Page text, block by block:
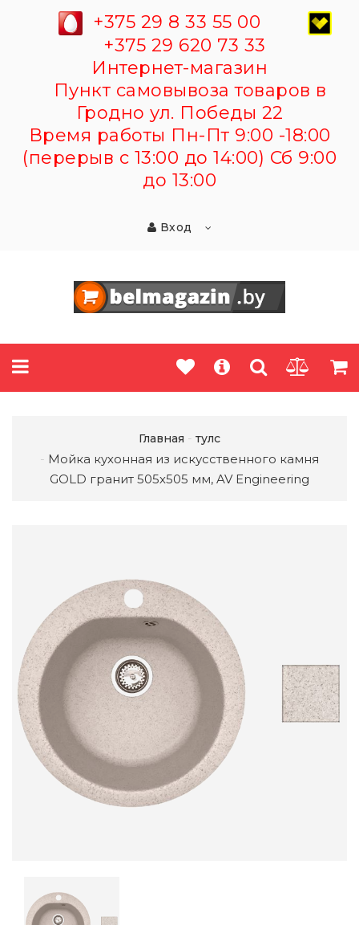
+375 29 8 33 55 00
+375 29 620 73 33
Интернет-магазин
Пункт самовывоза товаров в
Гродно ул. Победы 22
Время работы Пн-Пт 9:00 -18:00
(перерыв с 13:00 до 14:00) Сб 9:00
до 13:00
Вход
Главная тулс
Мойка кухонная из искусственного камня
GOLD гранит 505х505 мм, AV Engineering